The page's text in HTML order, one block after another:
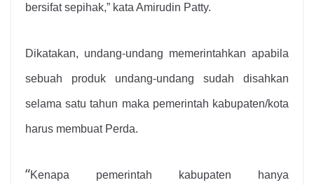
bersifat sepihak,” kata Amirudin Patty.
Dikatakan, undang-undang memerintahkan apabila
sebuah produk undang-undang sudah disahkan
selama satu tahun maka pemerintah kabupaten/kota
harus membuat Perda.
“Kenapa pemerintah kabupaten hanya